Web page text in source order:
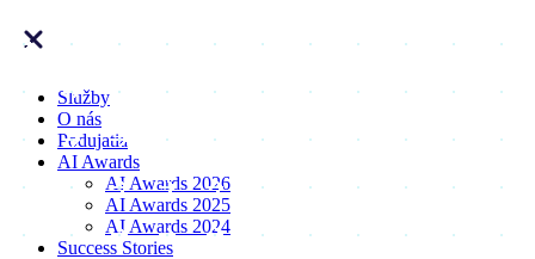
Služby
O nás
Podujatia
AI Awards
AI Awards 2026
AI Awards 2025
AI Awards 2024
Success Stories